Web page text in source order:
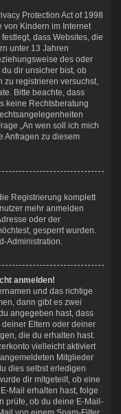
Protection Act of 1998
von Kindern im Internet
dass Websites, die
unter 13 Jahren
des oder
dir unsicher bist, ob
zu registrieren versuchst,
Bitte beachte, dass
keine Rechtsberatung
„An wen soll ich mich
Anfragen zu diesem
Registrierung komplett
mehr anmelden
oder der
gesperrt wurden.
Administration.
anmelden!
und das richtige
dann gibt es zwei
angegeben hast, dass
deiner Eltern oder deiner
die du erhalten hast.
vielleicht aktiviert
Mitglieder
dies selbst erledigen
dir mitgeteilt, ob eine
Mail erhalten hast, folge
prüfe, ob du deine E-Mail-